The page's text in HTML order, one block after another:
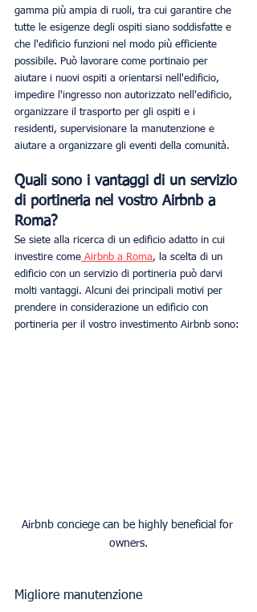
gamma più ampia di ruoli, tra cui garantire che
tutte le esigenze degli ospiti siano soddisfatte e
che l'edificio funzioni nel modo più efficiente
possibile. Può lavorare come portinaio per
aiutare i nuovi ospiti a orientarsi nell'edificio,
impedire l'ingresso non autorizzato nell'edificio,
organizzare il trasporto per gli ospiti e i
residenti, supervisionare la manutenzione e
aiutare a organizzare gli eventi della comunità.
Quali sono i vantaggi di un servizio
di portineria nel vostro Airbnb a
Roma?
Se siete alla ricerca di un edificio adatto in cui
investire come Airbnb a Roma, la scelta di un
edificio con un servizio di portineria può darvi
molti vantaggi. Alcuni dei principali motivi per
prendere in considerazione un edificio con
portineria per il vostro investimento Airbnb sono:
Airbnb conciege can be highly beneficial for
owners.
Migliore manutenzione